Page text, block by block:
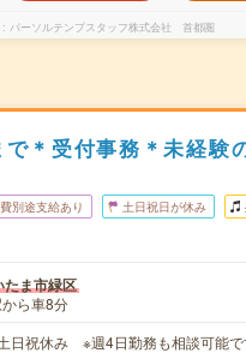
パーソルテンプスタッフ株式会社 首都圏
＊受付事務＊未経験
別途支給あり 土日祝日が休み
たま市緑区
ら車8分
祝休み ※週4日勤務も相談可能で